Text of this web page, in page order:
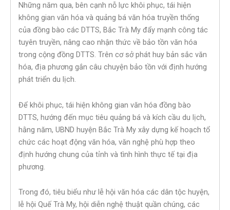
Những năm qua, bên cạnh nỗ lực khôi phục, tái hiện
không gian văn hóa và quảng bá văn hóa truyền thống
của đồng bào các DTTS, Bắc Trà My đẩy mạnh công tác
tuyên truyền, nâng cao nhận thức về bảo tồn văn hóa
trong cộng đồng DTTS. Trên cơ sở phát huy bản sắc văn
hóa, địa phương gắn câu chuyện bảo tồn với định hướng
phát triển du lịch.
Để khôi phục, tái hiện không gian văn hóa đồng bào
DTTS, hướng đến mục tiêu quảng bá và kích cầu du lịch,
hằng năm, UBND huyện Bắc Trà My xây dựng kế hoạch tổ
chức các hoạt động văn hóa, văn nghệ phù hợp theo
định hướng chung của tỉnh và tình hình thực tế tại địa
phương.
Trong đó, tiêu biểu như lễ hội văn hóa các dân tộc huyện,
lễ hội Quế Trà My, hội diễn nghệ thuật quần chúng, các